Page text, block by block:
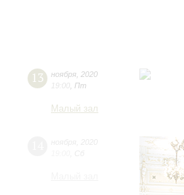
13 ноября 2020
19:00 Пт
Малый зал